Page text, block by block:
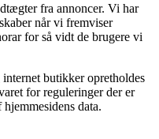
fra annoncer. Vi har
når vi fremviser
for så vidt de brugere vi
butikker opretholdes
for reguleringer der er
data.